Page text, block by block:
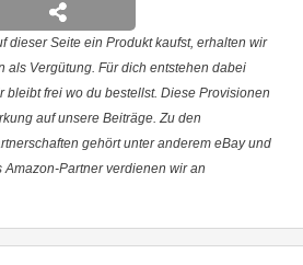
dieser Seite ein Produkt kaufst, erhalten wir
als Vergütung. Für dich entstehen dabei
bleibt frei wo du bestellst. Diese Provisionen
auf unsere Beiträge. Zu den
gehört unter anderem eBay und
Amazon-Partner verdienen wir an